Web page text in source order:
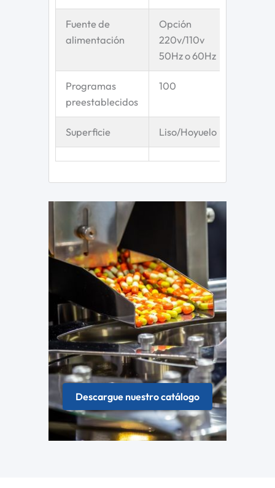
Fuente de
alimentación
Opción
220v/110v
50Hz o 60Hz
Programas
preestablecidos
100
Superficie Liso/Hoyuelo
Descargue nuestro catálogo